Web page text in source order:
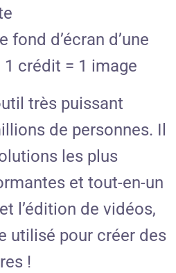
fond d’écran d’une
1 crédit = 1 image
très puissant
de personnes. Il
les plus
et tout-en-un
l’édition de vidéos,
utilisé pour créer des
!